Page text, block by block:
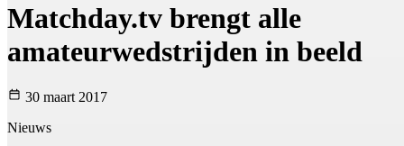
Matchday.tv brengt alle
amateurwedstrijden in beeld
30 maart 2017
Nieuws